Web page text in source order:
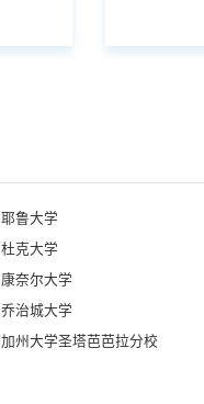
耶鲁大学
杜克大学
康奈尔大学
乔治城大学
加州大学圣塔芭芭拉分校